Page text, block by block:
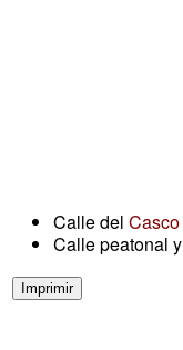
Calle del
Calle peatonal